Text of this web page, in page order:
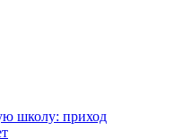
школу: приход